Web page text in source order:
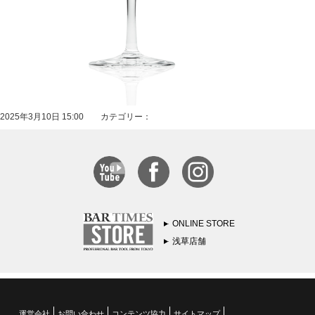
2025年3月10日 15:00 カテゴリー：
ONLINE STORE
浅草店舗